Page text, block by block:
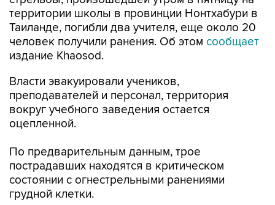
территории школы в провинции Нонтхабури в
Таиланде, погибли два учителя, еще около 20
человек получили ранения. Об этом сообщает
издание Khaosod.
Власти эвакуировали учеников,
преподавателей и персонал, территория
вокруг учебного заведения остается
оцепленной.
По предварительным данным, трое
пострадавших находятся в критическом
состоянии с огнестрельными ранениями
грудной клетки.